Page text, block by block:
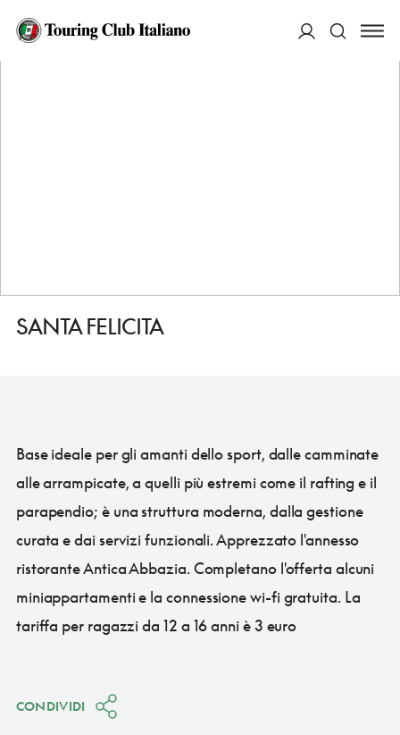
HOME
SANTA FELICITA
Base ideale per gli amanti dello sport, dalle camminate
alle arrampicate, a quelli più estremi come il rafting e il
parapendio; è una struttura moderna, dalla gestione
curata e dai servizi funzionali. Apprezzato l'annesso
ristorante Antica Abbazia. Completano l'offerta alcuni
miniappartamenti e la connessione wi-fi gratuita. La
tariffa per ragazzi da 12 a 16 anni è 3 euro
CONDIVIDI